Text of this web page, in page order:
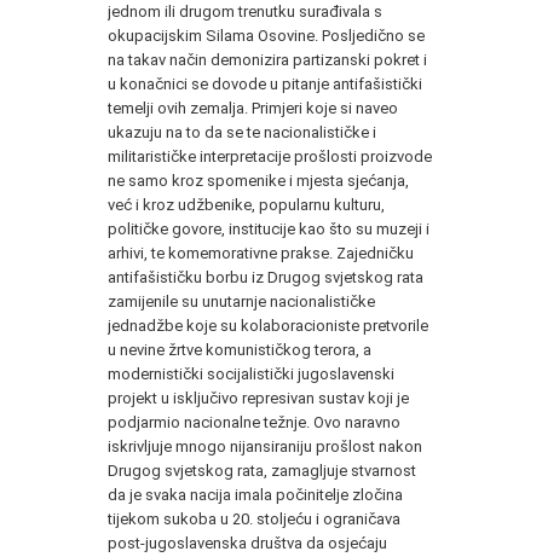
jednom ili drugom trenutku surađivala s
okupacijskim Silama Osovine. Posljedično se
na takav način demonizira partizanski pokret i
u konačnici se dovode u pitanje antifašistički
temelji ovih zemalja. Primjeri koje si naveo
ukazuju na to da se te nacionalističke i
militarističke interpretacije prošlosti proizvode
ne samo kroz spomenike i mjesta sjećanja,
već i kroz udžbenike, popularnu kulturu,
političke govore, institucije kao što su muzeji i
arhivi, te komemorativne prakse. Zajedničku
antifašističku borbu iz Drugog svjetskog rata
zamijenile su unutarnje nacionalističke
jednadžbe koje su kolaboracioniste pretvorile
u nevine žrtve komunističkog terora, a
modernistički socijalistički jugoslavenski
projekt u isključivo represivan sustav koji je
podjarmio nacionalne težnje. Ovo naravno
iskrivljuje mnogo nijansiraniju prošlost nakon
Drugog svjetskog rata, zamagljuje stvarnost
da je svaka nacija imala počinitelje zločina
tijekom sukoba u 20. stoljeću i ograničava
post-jugoslavenska društva da osjećaju